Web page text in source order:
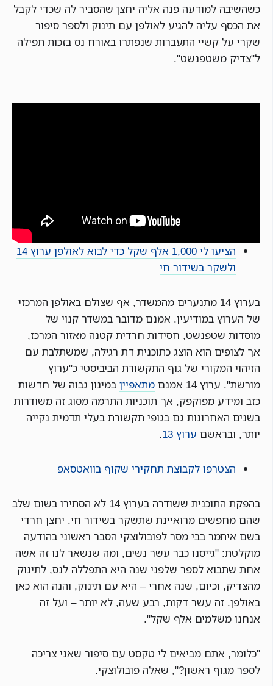
כשהשיבה למודעה פנה אליה יחצן שהסביר לה שכדי לקבל
את הכסף עליה להגיע לאולפן עם תינוק ולספר סיפור
שקרי על קשיי התעברות שנפתרו באורח נס בזכות תפילה
ל"צדיק משטפנשט".
הציעו לי 1,000 אלף שקל כדי לבוא לאולפן ערוץ 14
ולשקר בשידור חי
בערוץ 14 מתנערים מהמשדר, אף שצולם באולפן המרכזי
של הערוץ במודיעין. אמנם מדובר במשדר קנוי של
מוסדות שטפנשט, חסידות חרדית קטנה מאזור המרכז,
אך לצופים הוא הוצג כתוכנית דת רגילה, שמשתלבת עם
הזיהוי המקורי של גוף התקשורת הביביסטי כ"ערוץ
מורשת". ערוץ 14 אמנם
מתאפיין במינון גבוה של חדשות
כזב ומידע מפוקפק, אך תוכניות התרמה מסוג זה משודרות
בשנים האחרונות גם בגופי תקשורת בעלי תדמית נקייה
יותר, ובראשם ערוץ 13 .
הצטרפו לקבוצת תחקירי שקוף בוואטסאפ
בהפקת התוכנית ששודרה בערוץ 14 לא הסתירו בשום שלב
שהם מחפשים מרואיינת שתשקר בשידור חי. יחצן חרדי
בשם איתמר בבי מסר לפובולוצקי הסבר ראשוני בהודעה
מוקלטת: "גייסנו כבר עשר נשים, ומה שנשאר לנו זה אשה
אחת שתבוא לספר שלפני שנה היא התפללה לנס, לתינוק
מהצדיק, וכיום, שנה אחרי – היא עם תינוק, והנה הוא כאן
באולפן. זה עשר דקות, רבע שעה, לא יותר – ועל זה
אנחנו משלמים אלף שקל".
"כלומר, אתם מביאים לי טקסט עם סיפור שאני צריכה
לספר מגוף ראשון?", שאלה פובולוצקי.